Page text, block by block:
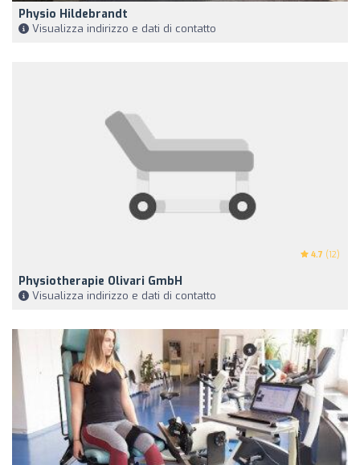
Physio Hildebrandt
Visualizza indirizzo e dati di contatto
4.7 (12)
Physiotherapie Olivari GmbH
Visualizza indirizzo e dati di contatto